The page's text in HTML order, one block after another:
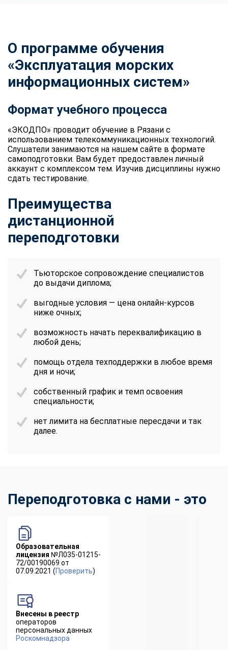
О программе обучения
«Эксплуатация морских
информационных систем»
Формат учебного процесса
«ЭКОДПО» проводит обучение в Рязани с
использованием телекоммуникационных технологий.
Слушатели занимаются на нашем сайте в формате
самоподготовки. Вам будет предоставлен личный
аккаунт с комплексом тем. Изучив дисциплины нужно
сдать тестирование.
Преимущества
дистанционной
переподготовки
Тьюторское сопровождение специалистов
до выдачи диплома;
выгодные условия — цена онлайн-курсов
ниже очных;
возможность начать переквалификацию в
любой день;
помощь отдела техподдержки в любое время
дня и ночи;
собственный график и темп освоения
специальности;
нет лимита на бесплатные пересдачи и так
далее.
Переподготовка с нами - это
Образовательная
лицензия №Л035-01215-
72/00190069 от
07.09.2021 (Проверить)
Внесены в реестр
операторов
персональных данных
Роскомнадзора